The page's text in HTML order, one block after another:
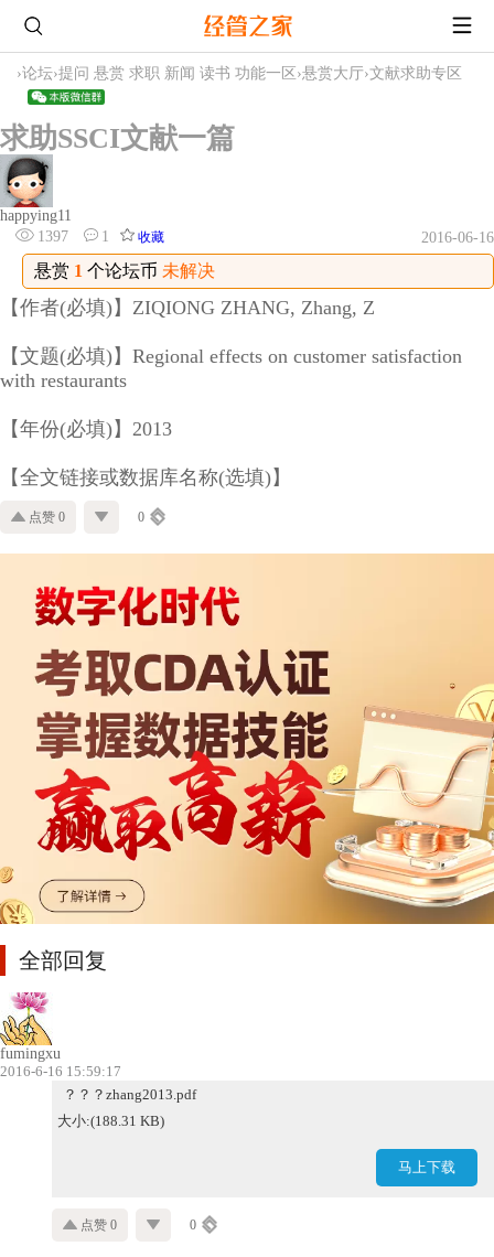
›论坛›提问 悬赏 求职 新闻 读书 功能一区 ›悬赏大厅›文献求助专区
求助SSCI文献一篇
happying11
1397
1 收藏 2016-06-16
悬赏 1 个论坛币 未解决
【作者(必填)】ZIQIONG ZHANG, Zhang, Z
【文题(必填)】Regional effects on customer satisfaction
with restaurants
【年份(必填)】2013
【全文链接或数据库名称(选填)】
点赞 0 0
全部回复
fumingxu
2016-6-16 15:59:17
？？？zhang2013.pdf
大小:(188.31 KB)
马上下载
点赞 0 0